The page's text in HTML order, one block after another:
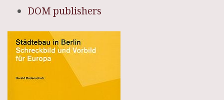
DOM publishers